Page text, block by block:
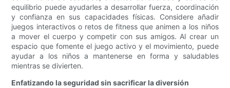
equilibrio puede ayudarles a desarrollar fuerza, coordinación
y confianza en sus capacidades físicas. Considere añadir
juegos interactivos o retos de fitness que animen a los niños
a mover el cuerpo y competir con sus amigos. Al crear un
espacio que fomente el juego activo y el movimiento, puede
ayudar a los niños a mantenerse en forma y saludables
mientras se divierten.
Enfatizando la seguridad sin sacrificar la diversión